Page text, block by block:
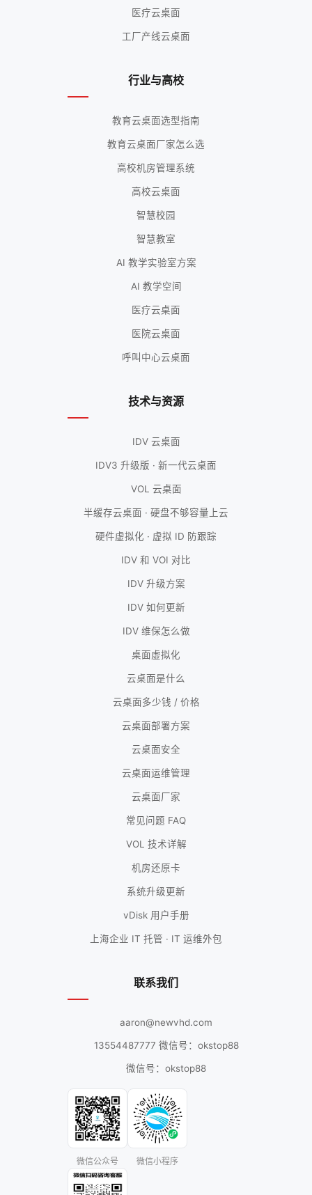
医疗云桌面
工厂产线云桌面
行业与高校
教育云桌面选型指南
教育云桌面厂家怎么选
高校机房管理系统
高校云桌面
智慧校园
智慧教室
AI 教学实验室方案
AI 教学空间
医疗云桌面
医院云桌面
呼叫中心云桌面
技术与资源
IDV 云桌面
IDV3 升级版 · 新一代云桌面
VOL 云桌面
半缓存云桌面 · 硬盘不够容量上云
硬件虚拟化 · 虚拟 ID 防跟踪
IDV 和 VOI 对比
IDV 升级方案
IDV 如何更新
IDV 维保怎么做
桌面虚拟化
云桌面是什么
云桌面多少钱 / 价格
云桌面部署方案
云桌面安全
云桌面运维管理
云桌面厂家
常见问题 FAQ
VOL 技术详解
机房还原卡
系统升级更新
vDisk 用户手册
上海企业 IT 托管 · IT 运维外包
联系我们
aaron@newvhd.com
13554487777 微信号：okstop88
微信号：okstop88
微信公众号 微信小程序